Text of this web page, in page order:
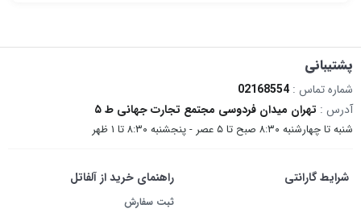
پشتیبانی
شماره تماس : 02168554
آدرس : تهران میدان فردوسی مجتمع تجارت جهانی ط ۵
شنبه تا چهارشنبه ۸:۳۰ صبح تا ۵ عصر - پنجشنبه ۸:۳۰ تا ۱ ظهر
شرایط گارانتی راهنمای خرید از آلفاتل
ثبت سفارش